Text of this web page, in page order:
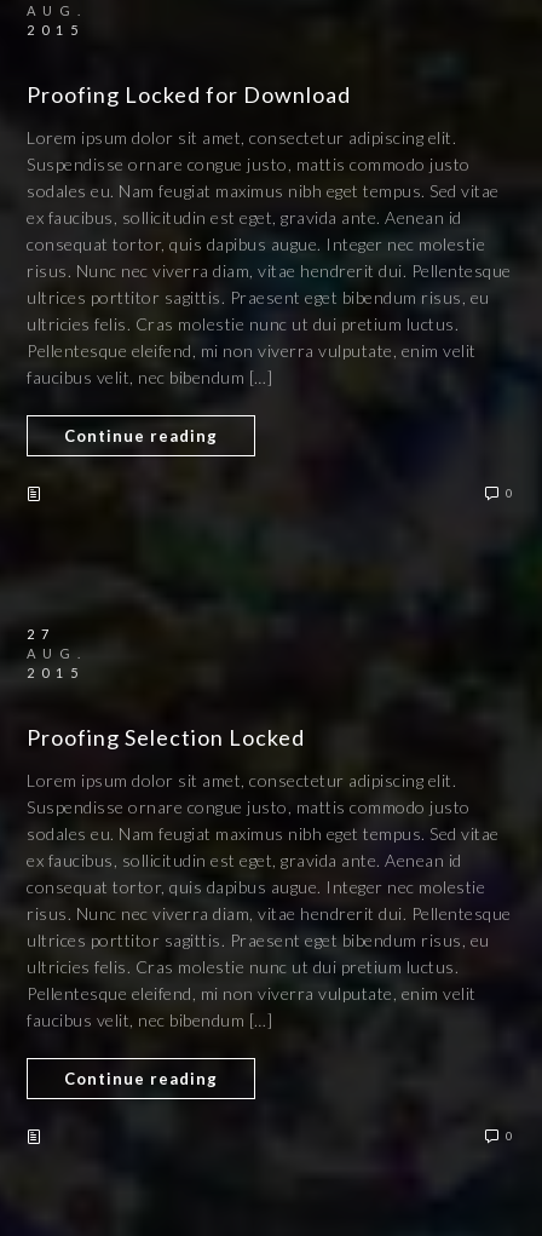
AUG.
2015
Proofing Locked for Download
Lorem ipsum dolor sit amet, consectetur adipiscing elit.
Suspendisse ornare congue justo, mattis commodo justo
sodales eu. Nam feugiat maximus nibh eget tempus. Sed vitae
ex faucibus, sollicitudin est eget, gravida ante. Aenean id
consequat tortor, quis dapibus augue. Integer nec molestie
risus. Nunc nec viverra diam, vitae hendrerit dui. Pellentesque
ultrices porttitor sagittis. Praesent eget bibendum risus, eu
ultricies felis. Cras molestie nunc ut dui pretium luctus.
Pellentesque eleifend, mi non viverra vulputate, enim velit
faucibus velit, nec bibendum […]
Continue reading
0
27
AUG.
2015
Proofing Selection Locked
Lorem ipsum dolor sit amet, consectetur adipiscing elit.
Suspendisse ornare congue justo, mattis commodo justo
sodales eu. Nam feugiat maximus nibh eget tempus. Sed vitae
ex faucibus, sollicitudin est eget, gravida ante. Aenean id
consequat tortor, quis dapibus augue. Integer nec molestie
risus. Nunc nec viverra diam, vitae hendrerit dui. Pellentesque
ultrices porttitor sagittis. Praesent eget bibendum risus, eu
ultricies felis. Cras molestie nunc ut dui pretium luctus.
Pellentesque eleifend, mi non viverra vulputate, enim velit
faucibus velit, nec bibendum […]
Continue reading
0